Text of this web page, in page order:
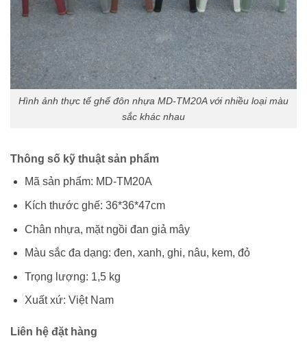
Hình ảnh thực tế ghế đôn nhựa MD-TM20A với nhiều loại màu
sắc khác nhau
Thông số kỹ thuật sản phẩm
Mã sản phẩm: MD-TM20A
Kích thước ghế: 36*36*47cm
Chân nhựa, mặt ngồi đan giả mây
Màu sắc đa dạng: đen, xanh, ghi, nâu, kem, đỏ
Trọng lượng: 1,5 kg
Xuất xứ: Việt Nam
Liên hệ đặt hàng